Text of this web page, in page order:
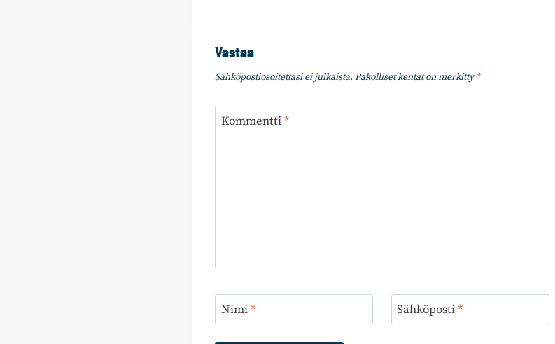
Vastaa
Sähköpostiosoitettasi ei julkaista. Pakolliset kentät on merkitty*
Kommentti*
Nimi* Sähköposti*